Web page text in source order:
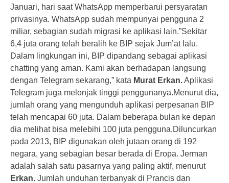
Januari, hari saat WhatsApp memperbarui persyaratan
privasinya. WhatsApp sudah mempunyai pengguna 2
miliar, sebagian sudah migrasi ke aplikasi lain.”Sekitar
6,4 juta orang telah beralih ke BIP sejak Jum’at lalu.
Dalam lingkungan ini, BIP dipandang sebagai aplikasi
chatting yang aman. Kami akan berhadapan langsung
dengan Telegram sekarang,” kata Murat Erkan.Aplikasi
Telegram juga melonjak tinggi penggunanya.Menurut dia,
jumlah orang yang mengunduh aplikasi perpesanan BIP
telah mencapai 60 juta. Dalam beberapa bulan ke depan
dia melihat bisa melebihi 100 juta pengguna.Diluncurkan
pada 2013, BIP digunakan oleh jutaan orang di 192
negara, yang sebagian besar berada di Eropa. Jerman
adalah salah satu pasarnya yang paling aktif, menurut
Erkan. Jumlah unduhan terbanyak di Prancis dan